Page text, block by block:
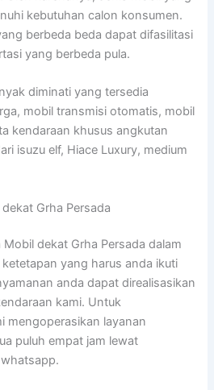
kebutuhan calon konsumen.
berbeda beda dapat difasilitasi
yang berbeda pula.
diminati yang tersedia
mobil transmisi otomatis, mobil
kendaraan khusus angkutan
isuzu elf, Hiace Luxury, medium
Grha Persada
dekat Grha Persada dalam
yang harus anda ikuti
anda dapat direalisasikan
kami. Untuk
mengoperasikan layanan
puluh empat jam lewat